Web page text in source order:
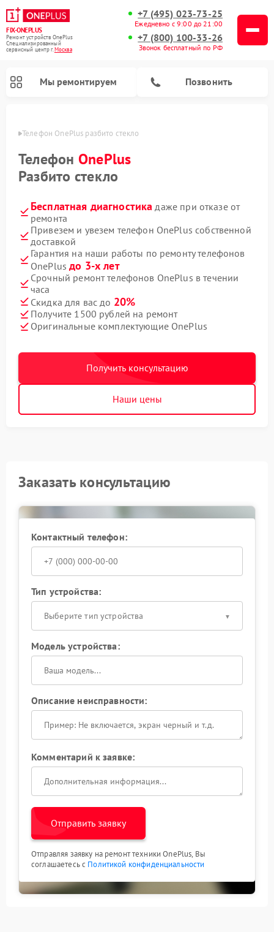
FIX-ONEPLUS
Ремонт устройств OnePlus
Специализированный
cервисный центр г.Москва
+7 (495) 023-73-25
Ежедневно с 9:00 до 21:00
+7 (800) 100-33-26
Звонок бесплатный по РФ
Мы ремонтируем Позвонить
Телефон OnePlus разбито стекло
Телефон OnePlus
Разбито стекло
Бесплатная диагностика даже при отказе от
ремонта
Привезем и увезем телефон OnePlus собственной
доставкой
Гарантия на наши работы по ремонту телефонов
OnePlusдо 3-х лет
Срочный ремонт телефонов OnePlus в течении
часа
Скидка для вас до 20%
Получите 1500 рублей на ремонт
Оригинальные комплектующие OnePlus
Получить консультацию
Наши цены
Заказать консультацию
Контактный телефон:
Тип устройства:
Выберите тип устройства
Модель устройства:
Описание неисправности:
Комментарий к заявке:
Отправить заявку
Отправляя заявку на ремонт техники OnePlus, Вы
соглашаетесь с Политикой конфиденциальности